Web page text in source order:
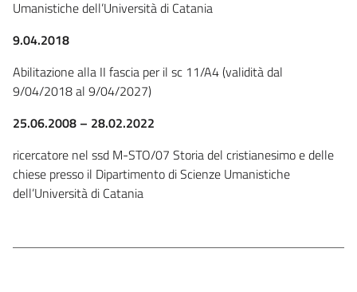
Umanistiche dell’Università di Catania
9.04.2018
Abilitazione alla II fascia per il sc 11/A4 (validità dal
9/04/2018 al 9/04/2027)
25.06.2008 – 28.02.2022
ricercatore nel ssd M-STO/07 Storia del cristianesimo e delle
chiese presso il Dipartimento di Scienze Umanistiche
dell’Università di Catania